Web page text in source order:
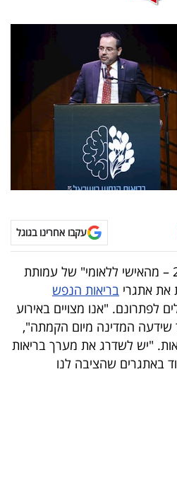
עקבו אחרינו בגוגל
בכנס "בריאות הנפש 2024 – מהאישי ללאומי" של עמותת
את אתגרי בריאות הנפש
לפתרונם. "אנו מצויים באירוע
שידעה המדינה מיום הקמתה",
"יש לשדרג את מערך בריאות
באתגרים שהציבה לנו